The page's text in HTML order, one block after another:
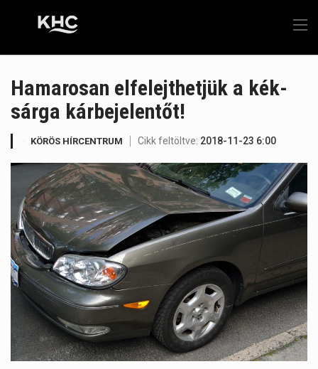
Hamarosan elfelejthetjük a kék-
sárga kárbejelentőt!
KÖRÖS HÍRCENTRUM Cikk feltöltve: 2018-11-23 6:00